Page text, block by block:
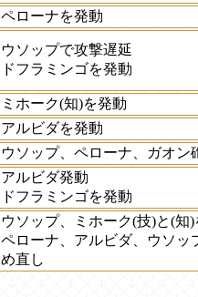
ペローナを発動
ウソップで攻撃遅延
ドフラミンゴを発動
ミホーク(知)を発動
アルビダを発動
ウソップ、ペローナ、ガオン
アルビダ発動
ドフラミンゴを発動
ウソップ、ミホーク(技)と(知)
ペローナ、アルビダ、ウソッ
め直し